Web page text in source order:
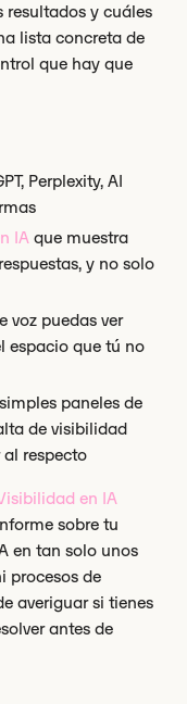
resultados y cuáles
lista concreta de
que hay que
Perplexity, AI
IA que muestra
y no solo
voz puedas ver
espacio que tú no
paneles de
de visibilidad
al respecto
en IA
sobre tu
en tan solo unos
procesos de
averiguar si tienes
antes de